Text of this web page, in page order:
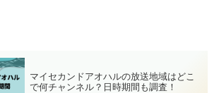
マイセカンドアオハルの放送地域はどこ
で何チャンネル？日時期間も調査！